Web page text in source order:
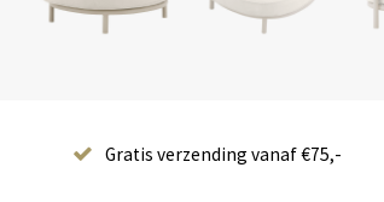
Gratis verzending vanaf €75,-